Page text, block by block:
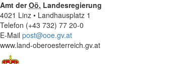
Amt derOö. Landesregierung
4021 Linz • Landhausplatz 1
Telefon (+43 732) 77 20-0
E-Mail post@ooe.gv.at
www.land-oberoesterreich.gv.at